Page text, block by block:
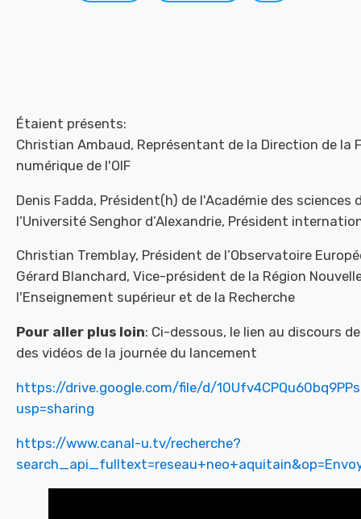
Étaient présents:
Christian Ambaud, Représentant de la Direction de la
numérique de l'OIF
Denis Fadda, Président(h) de l'Académie des
l’Université Senghor d’Alexandrie, Président
Christian Tremblay, Président de l’Observatoire
Gérard Blanchard, Vice-président de la Région
l'Enseignement supérieur et de la Recherche
Pour aller plus loin: Ci-dessous, le lien au discours
des vidéos de la journée du lancement
https://drive.google.com/file/d/
usp=sharing
https://www.canal-u.tv/recherche?